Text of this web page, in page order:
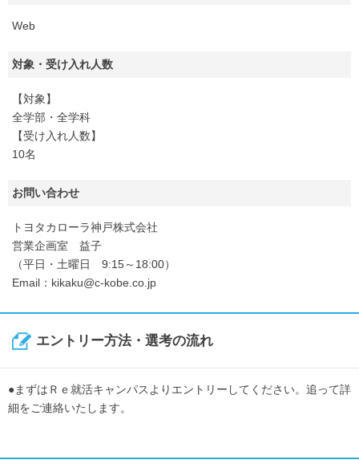
Web
対象・受け入れ人数
【対象】
全学部・全学科
【受け入れ人数】
10名
お問い合わせ
トヨタカローラ神戸株式会社
営業企画室 益子
（平日・土曜日 9:15～18:00）
Email：kikaku@c-kobe.co.jp
エントリー方法・選考の流れ
●まずはＲｅ就活キャンパスよりエントリーしてください。追って詳
細をご連絡いたします。